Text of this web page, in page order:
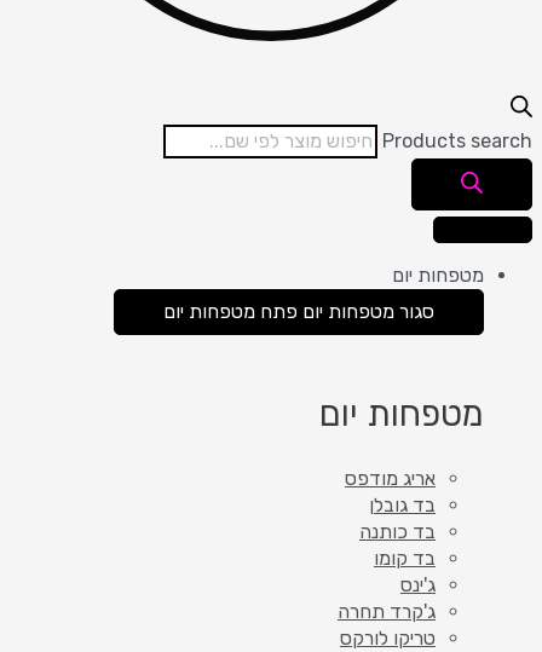
Products search
מטפחות יום
סגור מטפחות יום פתח מטפחות יום
מטפחות יום
אריג מודפס
בד גובלן
בד כותנה
בד קומו
ג'ינס
ג'קרד תחרה
טריקו לורקס